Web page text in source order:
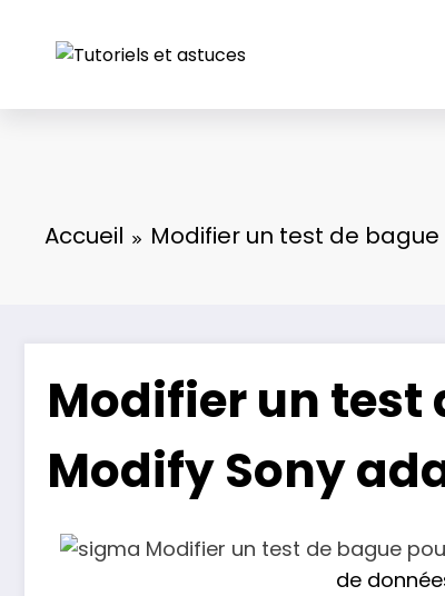
Accueil Modifier un test de
Modifier un test
Modify Sony
de